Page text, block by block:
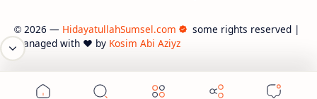
© 2026 — HidayatullahSumsel.com
some rights reserved |
managed with ❤ by Kosim Abi Aziyz